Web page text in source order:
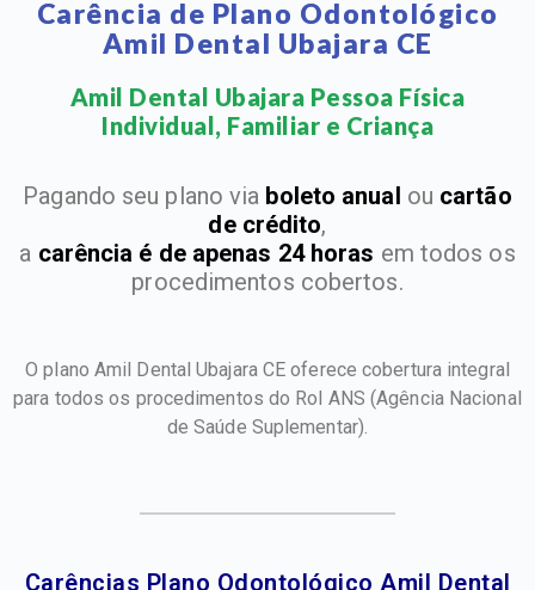
Carência de Plano Odontológico
Amil Dental Ubajara CE
Amil Dental Ubajara Pessoa Física
Individual, Familiar e Criança​
Pagando seu plano via boleto anual ou cartão
de crédito,
a carência é de apenas 24 horas em todos os
procedimentos cobertos.
O plano Amil Dental Ubajara CE oferece cobertura integral
para todos os procedimentos do Rol ANS(Agência Nacional
de Saúde Suplementar).
Carências Plano Odontológico Amil Dental